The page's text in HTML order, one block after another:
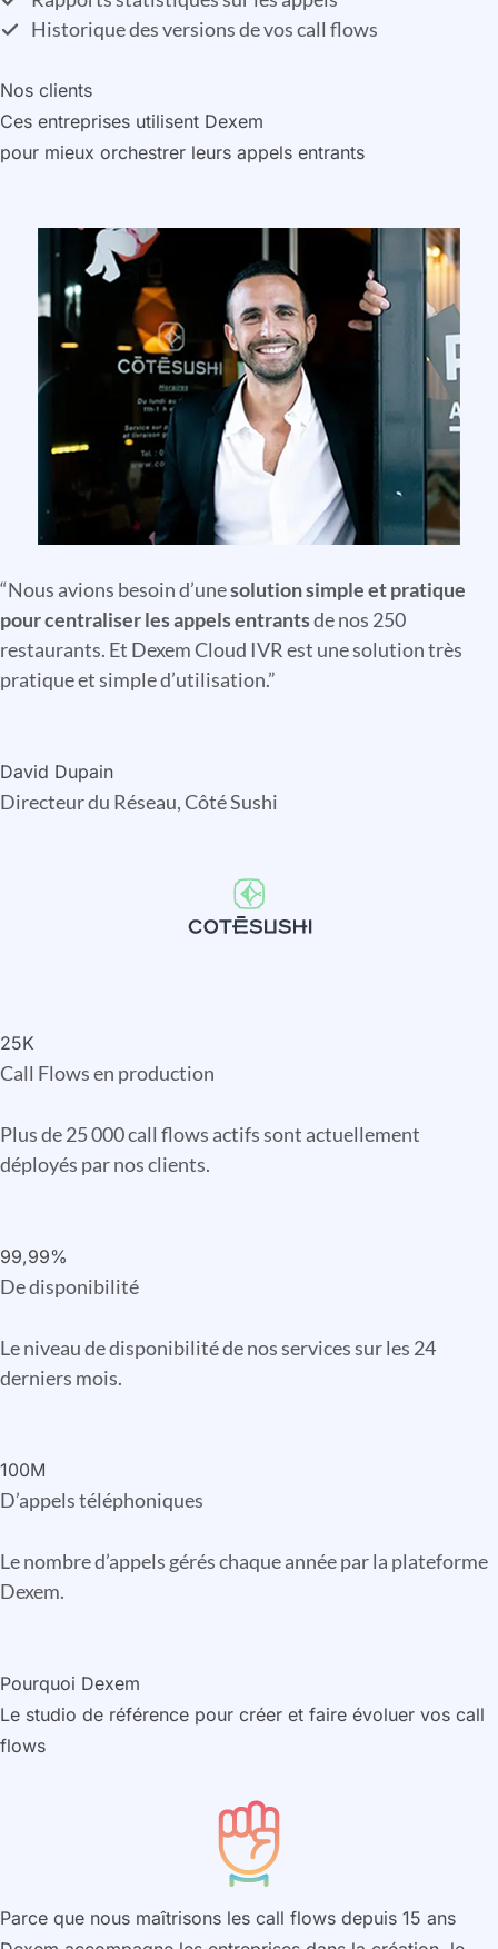
Historique des versions de vos call flows
Nos clients
Ces entreprises utilisent Dexem
pour mieux orchestrer leurs appels entrants
“Nous avions besoin d’unesolution simple et pratique
pour centraliser les appels entrantsde nos 250
restaurants. Et Dexem Cloud IVR est une solution très
pratique et simple d’utilisation.”
David Dupain
Directeur du Réseau, Côté Sushi
25K
Call Flows en production
Plus de 25 000 call flows actifs sont actuellement
déployés par nos clients.
99,99%
De disponibilité
Le niveau de disponibilité de nos services sur les 24
derniers mois.
100M
D’appels téléphoniques
Le nombre d’appels gérés chaque année par la plateforme
Dexem.
Pourquoi Dexem
Le studio de référence pour créer et faire évoluer vos call
flows
Parce que nous maîtrisons les call flows depuis 15 ans